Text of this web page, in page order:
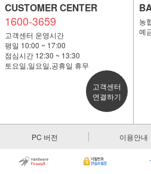
CUSTOMER CENTER
1600-3659
고객센터 운영시간
평일 10:00 ~ 17:00
점심시간 12:30 ~ 13:30
토요일,일요일,공휴일 휴무
고객센터
연결하기
농
예
PC 버전 이용안내